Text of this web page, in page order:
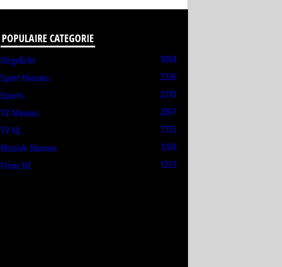
POPULAIRE CATEGORIE
Uitgelicht
5004
Sport Nieuws
2326
Sports
2210
TV Nieuws
2097
TV NL
1755
Muziek Nieuws
1268
Films NL
1253